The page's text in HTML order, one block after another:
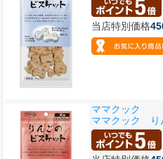
当店特別価格
ママクック
ママクック り